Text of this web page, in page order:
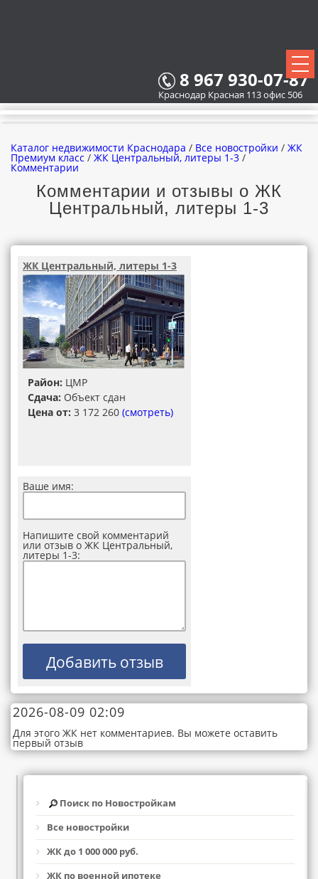
8 967 930-07-87
Краснодар Красная 113 офис 506
ВСЕ НОВОСТРОЙКИ
ЗАСТРОЙЩИКИ
ВСЕ КОТТЕДЖНЫЕ ПОСЕЛКИ
Каталог недвижимости Краснодара / Все новостройки / ЖК
Премиум класс / ЖК Центральный, литеры 1-3 /
Комментарии
Комментарии и отзывы о ЖК
Центральный, литеры 1-3
ЖК Центральный, литеры 1-3
Район: ЦМР
Сдача: Объект сдан
Цена от: 3 172 260 (смотреть)
Ваше имя:
Напишите свой комментарий
или отзыв о ЖК Центральный,
литеры 1-3:
2026-08-09 02:09
Для этого ЖК нет комментариев. Вы можете оставить
первый отзыв
Поиск по Новостройкам
Все новостройки
ЖК до 1 000 000 руб.
ЖК по военной ипотеке